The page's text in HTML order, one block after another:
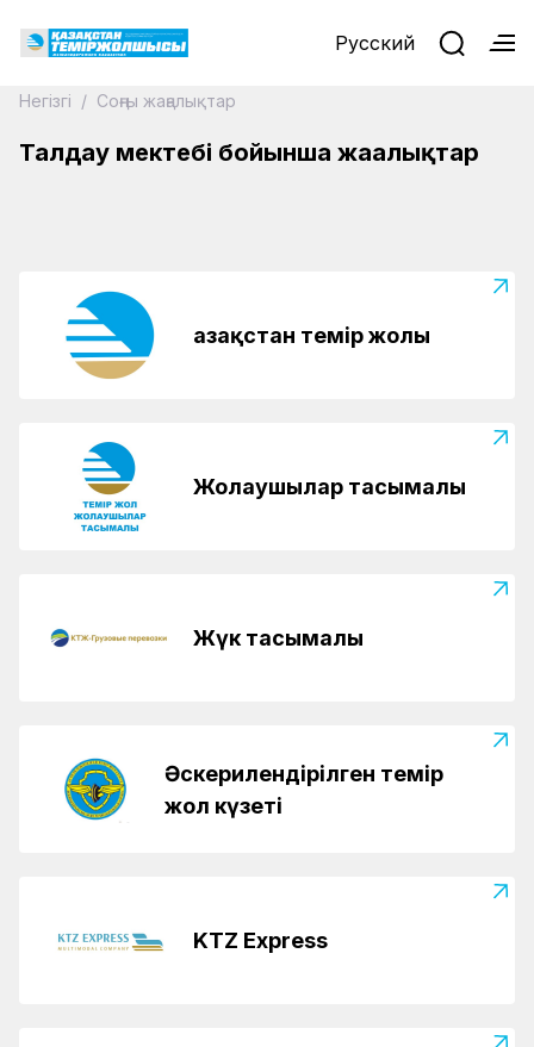
Русский
Негізгі / Соңғы жаңалықтар
Талдау мектебі бойынша жаңалықтар
05.05.2026
«Талдау мектебі» қатысушыларымен
кездесті
Қазақстан темір жолы
Жолаушылар тасымалы
Жүк тасымалы
Әскерилендірілген темір
жол күзеті
KTZ Express